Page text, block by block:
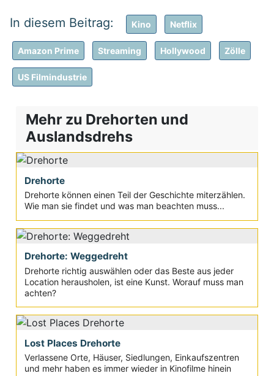
Kino Netflix
Amazon Prime Streaming Hollywood Zölle
US Filmindustrie
Mehr zu Drehorten und
Auslandsdrehs
Drehorte
Drehorte können einen Teil der Geschichte miterzählen.
Wie man sie findet und was man beachten muss...
Drehorte: Weggedreht
Drehorte richtig auswählen oder das Beste aus jeder
Location herausholen, ist eine Kunst. Worauf muss man
achten?
Lost Places Drehorte
Verlassene Orte, Häuser, Siedlungen, Einkaufszentren
und mehr haben es immer wieder in Kinofilme hinein